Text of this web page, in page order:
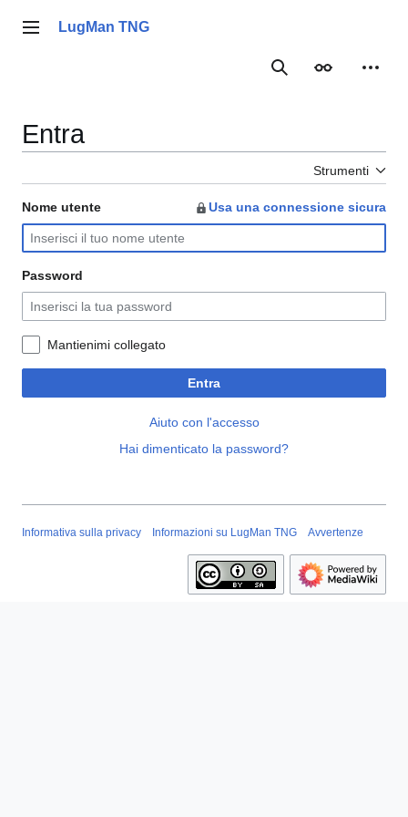
Menu principale
LugMan TNG
RicercaAspetto
Entra
Strumenti
Nome utente Usa una connessione sicura
Password
Mantienimi collegato
Entra
Aiuto con l'accesso
Hai dimenticato la password?
Informativa sulla privacy Informazioni su LugMan TNG Avvertenze